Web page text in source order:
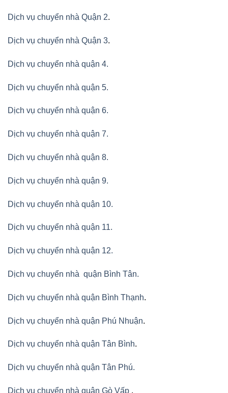
Dịch vụ chuyển nhà Quận 2.
Dịch vụ chuyển nhà Quận 3.
Dịch vụ chuyển nhà quận 4.
Dịch vụ chuyển nhà quận 5.
Dịch vụ chuyển nhà quận 6.
Dịch vụ chuyển nhà quận 7.
Dịch vụ chuyển nhà quận 8.
Dịch vụ chuyển nhà quận 9.
Dịch vụ chuyển nhà quận 10.
Dịch vụ chuyển nhà quận 11.
Dịch vụ chuyển nhà quận 12.
Dịch vụ chuyển nhà quận Bình Tân.
Dịch vụ chuyển nhà quận Bình Thạnh.
Dịch vụ chuyển nhà quận Phú Nhuận.
Dịch vụ chuyển nhà quận Tân Bình.
Dịch vụ chuyển nhà quận Tân Phú.
Dịch vụ chuyển nhà quận Gò Vấp .